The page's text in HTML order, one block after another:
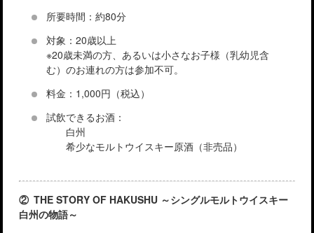
所要時間：約80分
対象：20歳以上
※20歳未満の方、あるいは小さなお子様（乳幼児含
む）のお連れの方は参加不可。
料金：1,000円（税込）
試飲できるお酒：
白州
希少なモルトウイスキー原酒（非売品）
② THE STORY OF HAKUSHU ～シングルモルトウイスキー
白州の物語～